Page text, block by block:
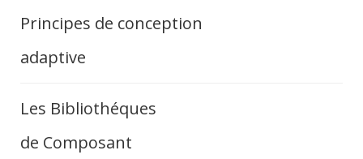
Principes de conception
adaptive
Les Bibliothéques
de Composant